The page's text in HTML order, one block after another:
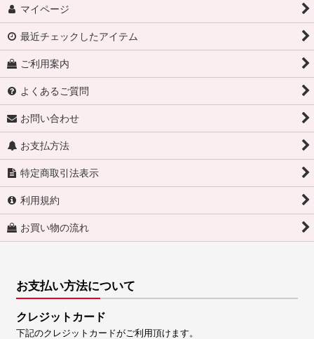
マイページ
最近チェックしたアイテム
ご利用案内
よくあるご質問
お問い合わせ
お支払方法
特定商取引法表示
利用規約
お買い物の流れ
お支払い方法について
クレジットカード
下記のクレジットカードがご利用頂けます。